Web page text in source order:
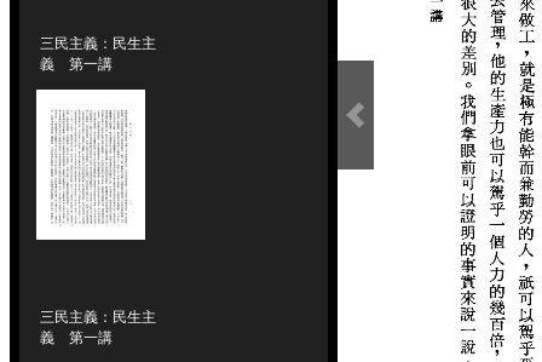
三民主義：民生主
義 第一講
三民主義：民生主
義 第一講